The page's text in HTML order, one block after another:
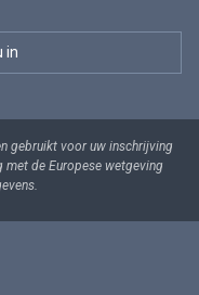
gebruikt voor uw inschrijving
met de Europese wetgeving